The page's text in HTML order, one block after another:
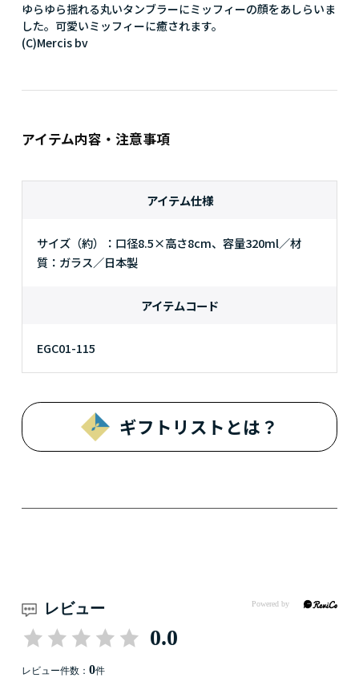
ゆらゆら揺れる丸いタンブラーにミッフィーの顔をあしらいま
した。可愛いミッフィーに癒されます。
(C)Mercis bv
アイテム内容・注意事項
アイテム仕様
サイズ（約）：口径8.5×高さ8cm、容量320ml／材
質：ガラス／日本製
アイテムコード
EGC01-115
ギフトリストとは？
レビュー
0.0
レビュー件数： 0件